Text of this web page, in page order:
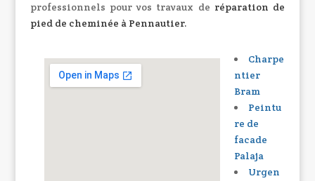
professionnels pour vos travaux de réparation de
pied de cheminée à Pennautier.
Charpe
ntier
Bram
Peintu
re de
facade
Palaja
Urgen